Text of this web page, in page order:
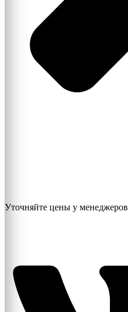
Уточняйте цены у менеджеров